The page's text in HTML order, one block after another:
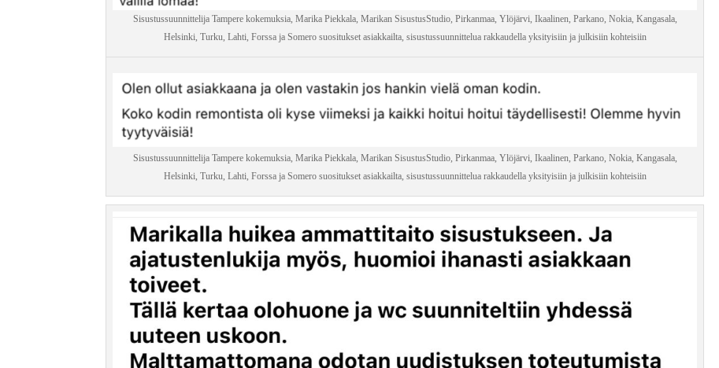
Sisustussuunnittelija Tampere kokemuksia, Marika Piekkala, Marikan SisustusStudio, Pirkanmaa, Ylöjärvi, Ikaalinen, Parkano, Nokia, Kangasala,
Helsinki, Turku, Lahti, Forssa ja Somero suositukset asiakkailta, sisustussuunnittelua rakkaudella yksityisiin ja julkisiin kohteisiin
Sisustussuunnittelija Tampere kokemuksia, Marika Piekkala, Marikan SisustusStudio, Pirkanmaa, Ylöjärvi, Ikaalinen, Parkano, Nokia, Kangasala,
Helsinki, Turku, Lahti, Forssa ja Somero suositukset asiakkailta, sisustussuunnittelua rakkaudella yksityisiin ja julkisiin kohteisiin